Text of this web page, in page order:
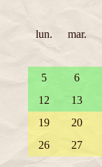
lun. mar.
5
6
12
13
19
20
26
27